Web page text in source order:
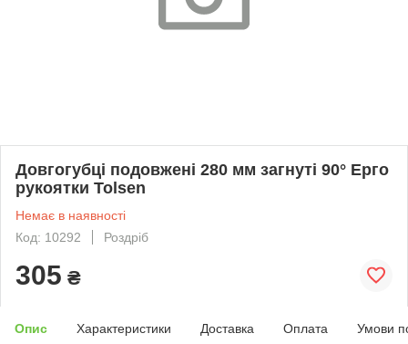
Довгогубці подовжені 280 мм загнуті 90° Ерго
рукоятки Tolsen
Немає в наявності
Код: 10292
Роздріб
305 ₴
Опис Характеристики Доставка Оплата Умови